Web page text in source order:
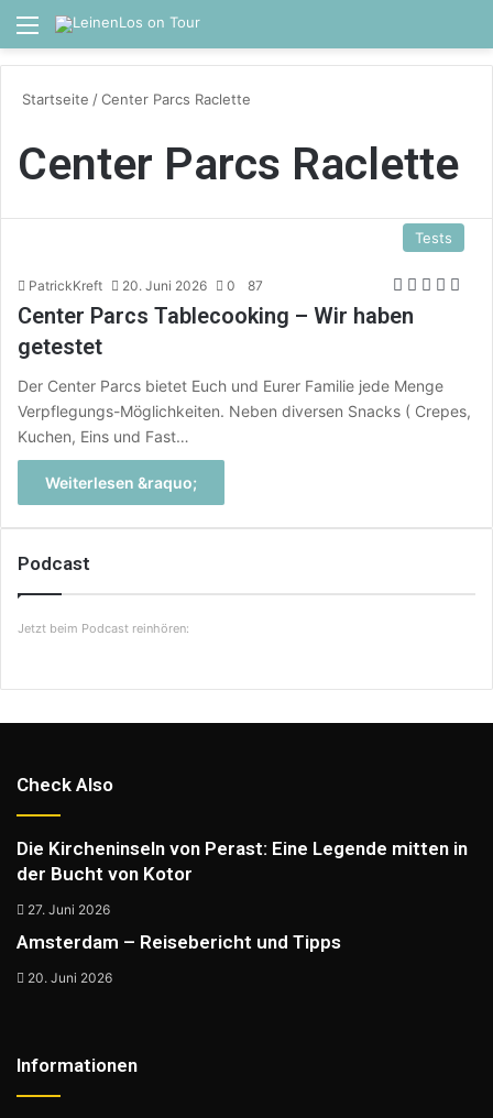
Menü
Startseite /Center Parcs Raclette
Center Parcs Raclette
Tests
PatrickKreft 20. Juni 2026 0 87
Center Parcs Tablecooking – Wir haben
getestet
Der Center Parcs bietet Euch und Eurer Familie jede Menge
Verpflegungs-Möglichkeiten. Neben diversen Snacks ( Crepes,
Kuchen, Eins und Fast…
Weiterlesen &raquo;
Podcast
Jetzt beim Podcast reinhören:
Check Also
Die Kircheninseln von Perast: Eine Legende mitten in
der Bucht von Kotor
27. Juni 2026
Amsterdam – Reisebericht und Tipps
20. Juni 2026
Informationen